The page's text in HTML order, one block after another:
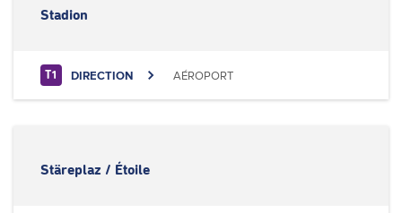
Stadion
T1 DIRECTION AÉROPORT
Stäreplaz / Étoile